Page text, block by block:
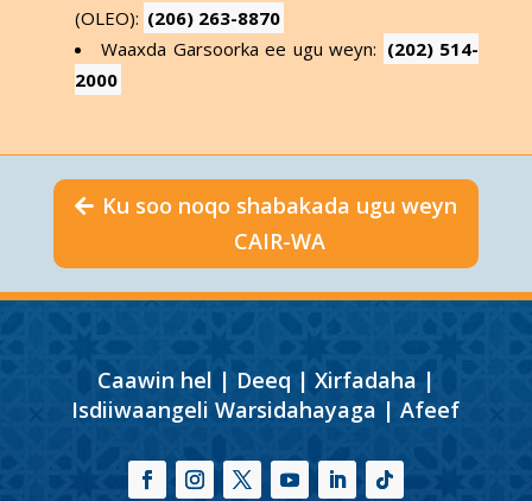
(OLEO): (206) 263-8870
Waaxda Garsoorka ee ugu weyn: (202) 514-
2000
Ku soo noqo shabakada ugu weyn
CAIR-WA
Caawin hel | Deeq | Xirfadaha |
Isdiiwaangeli Warsidahayaga |Afeef